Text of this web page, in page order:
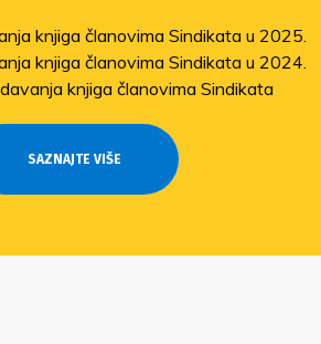
knjiga članovima Sindikata u 2025.
knjiga članovima Sindikata u 2024.
knjiga članovima Sindikata
SAZNAJTE VIŠE